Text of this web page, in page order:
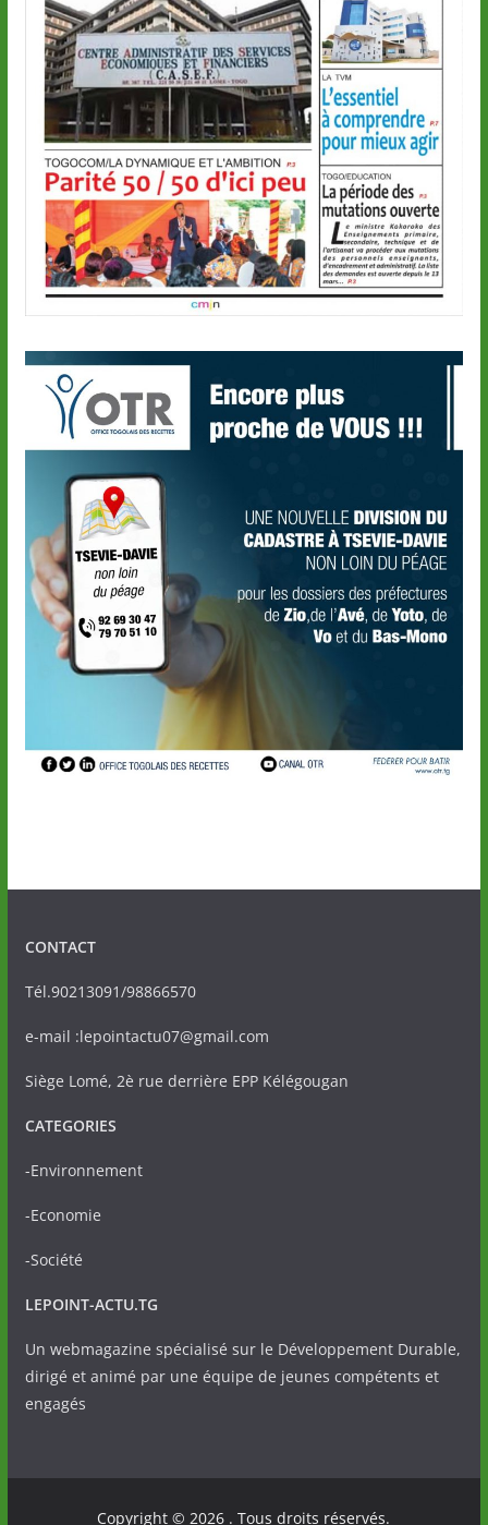
CONTACT
Tél.90213091/98866570
e-mail :lepointactu07@gmail.com
Siège Lomé, 2è rue derrière EPP Kélégougan
CATEGORIES
-Environnement
-Economie
-Société
LEPOINT-ACTU.TG
Un webmagazine spécialisé sur le Développement Durable,
dirigé et animé par une équipe de jeunes compétents et
engagés
Copyright © 2026 . Tous droits réservés.